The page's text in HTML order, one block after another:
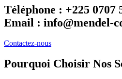
Téléphone : +225 0707
Email : info@mendel-
Contactez-nous
Pourquoi Choisir Nos